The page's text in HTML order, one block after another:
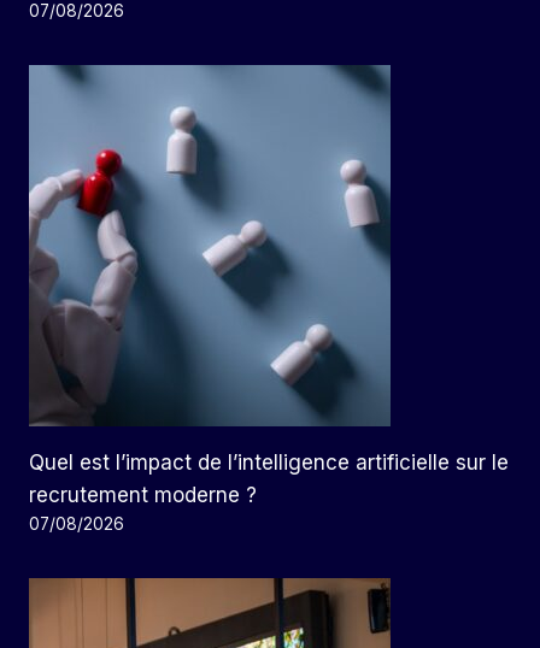
07/08/2026
Quel est l’impact de l’intelligence artificielle sur le
recrutement moderne ?
07/08/2026